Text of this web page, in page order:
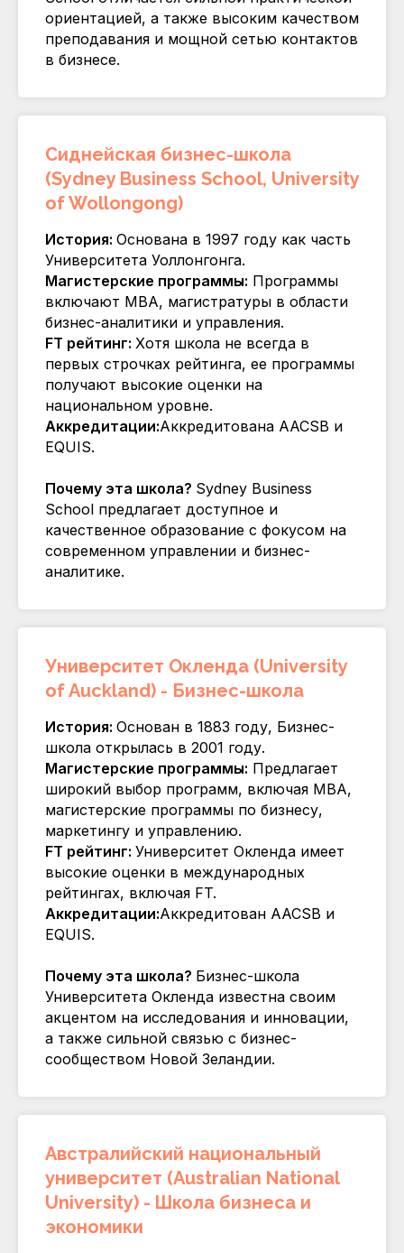
ориентацией, а также высоким качеством
преподавания и мощной сетью контактов
в бизнесе.
Сиднейская бизнес-школа
(Sydney Business School, University
of Wollongong)
История: Основана в 1997 году как часть
Университета Уоллонгонга.
Магистерские программы: Программы
включают MBA, магистратуры в области
бизнес-аналитики и управления.
FT рейтинг: Хотя школа не всегда в
первых строчках рейтинга, ее программы
получают высокие оценки на
национальном уровне.
Аккредитации:Аккредитована AACSB и
EQUIS.
Почему эта школа? Sydney Business
School предлагает доступное и
качественное образование с фокусом на
современном управлении и бизнес-
аналитике.
Университет Окленда (University
of Auckland) - Бизнес-школа
История: Основан в 1883 году, Бизнес-
школа открылась в 2001 году.
Магистерские программы: Предлагает
широкий выбор программ, включая MBA,
магистерские программы по бизнесу,
маркетингу и управлению.
FT рейтинг: Университет Окленда имеет
высокие оценки в международных
рейтингах, включая FT.
Аккредитации:Аккредитован AACSB и
EQUIS.
Почему эта школа? Бизнес-школа
Университета Окленда известна своим
акцентом на исследования и инновации,
а также сильной связью с бизнес-
сообществом Новой Зеландии.
Австралийский национальный
университет (Australian National
University) - Школа бизнеса и
экономики